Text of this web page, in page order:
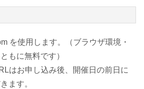
を使用します。（ブラウザ環境・
もに無料です）
はお申し込み後、開催日の前日に
ます。